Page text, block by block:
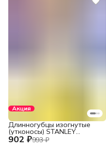
Акция
902 ₽993 ₽
Длинногубцы изогнутые
(утконосы) STANLEY
DYNAGRIP STHT84071-8-23